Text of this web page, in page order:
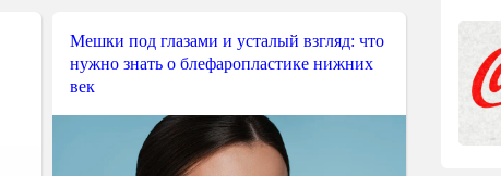
Мешки под глазами и усталый взгляд: что
нужно знать о блефаропластике нижних
век